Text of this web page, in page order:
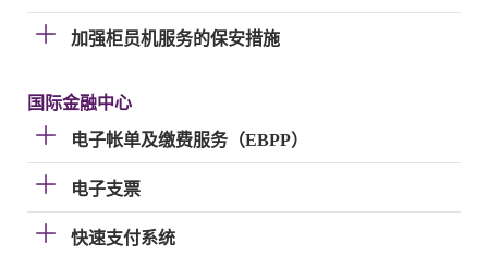
加强柜员机服务的保安措施
国际金融中心
电子帐单及缴费服务（EBPP）
电子支票
快速支付系统